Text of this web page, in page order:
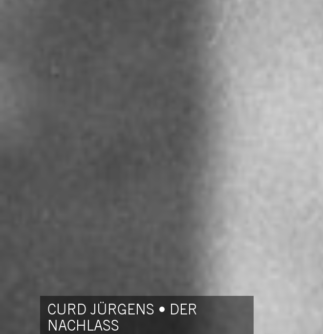
CURD JÜRGENS • DER
NACHLASS